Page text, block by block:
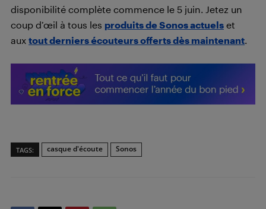
disponibilité complète commence le 5 juin. Jetez un
coup d’œil à tous les produits de Sonos actuels et
aux tout derniers écouteurs offerts dès maintenant.
TAGS: casque d'écoute Sonos